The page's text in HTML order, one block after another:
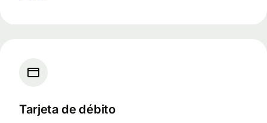
Tarjeta de débito